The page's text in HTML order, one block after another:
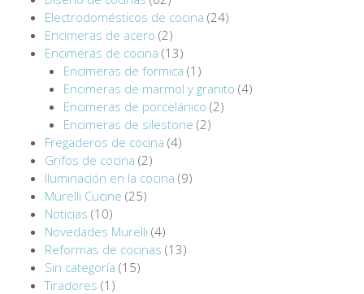
Electrodomésticos de cocina (24)
Encimeras de acero (2)
Encimeras de cocina (13)
Encimeras de formica (1)
Encimeras de marmol y granito (4)
Encimeras de porcelánico (2)
Encimeras de silestone (2)
Fregaderos de cocina (4)
Grifos de cocina (2)
Iluminación en la cocina (9)
Murelli Cucine (25)
Noticias (10)
Novedades Murelli (4)
Reformas de cocinas (13)
Sin categoría (15)
Tiradores (1)